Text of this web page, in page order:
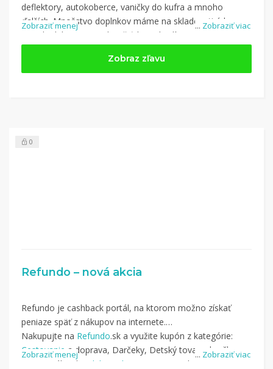
... Zobraziť viac
deflektory, autokoberce, vaničky do kufra a mnoho
ďalších. Množstvo doplnkov máme na sklade a tisícky
autodoplnkov vieme doručiť do 48 hodín.
Nakupujte na Autovybava.sk a využite kupón z kategórie:
Zobraziť menej
Zobraz zľavu
0
Refundo – nová akcia
... Zobraziť viac
Refundo je cashback portál, na ktorom možno získať
peniaze späť z nákupov na internete.
Nakupujte na Refundo.sk a využite kupón z kategórie:
Cestovanie a doprava, Darčeky, Detský tovar a hračky,
Dom a záhrada,
Elektronika
, Financie, Hodinky a šperky,
Zobraziť menej